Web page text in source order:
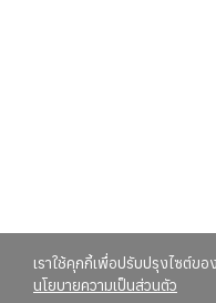
เราใช้คุกกี้เพื่อปรับปรุงไซต์ข
นโยบายความเป็นส่วนตัว